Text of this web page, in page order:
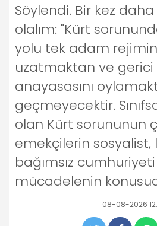
Söylendi. Bir kez daha
olalım: "Kürt
yolu tek adam
uzatmaktan ve
anayasasını
geçmeyecektir.
olan Kürt sorununun
emekçilerin sosyalist,
bağımsız
mücadelenin
08-08-2026